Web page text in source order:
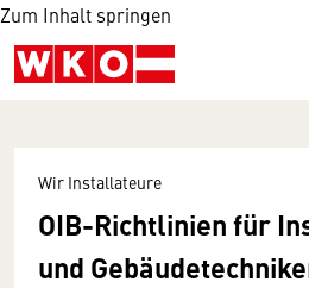
Zum Inhalt springen
Wir Installateure
OIB-Richtlinien für
und